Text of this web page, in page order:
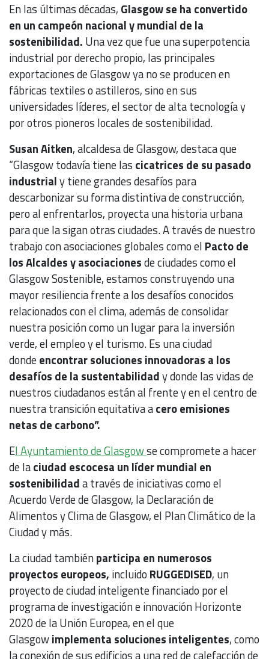
En las últimas décadas, Glasgow se ha convertido
en un campeón nacional y mundial de la
sostenibilidad. Una vez que fue una superpotencia
industrial por derecho propio, las principales
exportaciones de Glasgow ya no se producen en
fábricas textiles o astilleros, sino en sus
universidades líderes, el sector de alta tecnología y
por otros pioneros locales de sostenibilidad.
Susan Aitken, alcaldesa de Glasgow, destaca que
“Glasgow todavía tiene las cicatrices de su pasado
industrialy tiene grandes desafíos para
descarbonizar su forma distintiva de construcción,
pero al enfrentarlos, proyecta una historia urbana
para que la sigan otras ciudades. A través de nuestro
trabajo con asociaciones globales como el Pacto de
los Alcaldes y asociacionesde ciudades como el
Glasgow Sostenible, estamos construyendo una
mayor resiliencia frente a los desafíos conocidos
relacionados con el clima, además de consolidar
nuestra posición como un lugar para la inversión
verde, el empleo y el turismo. Es una ciudad
dondeencontrar soluciones innovadoras a los
desafíos de la sustentabilidady donde las vidas de
nuestros ciudadanos están al frente y en el centro de
nuestra transición equitativa acero emisiones
netas de carbono”.
El Ayuntamiento de Glasgowse compromete a hacer
de laciudad escocesa un líder mundial en
sostenibilidada través de iniciativas como el
Acuerdo Verde de Glasgow, la Declaración de
Alimentos y Clima de Glasgow, el Plan Climático de la
Ciudad y más.
La ciudad tambiénparticipa en numerosos
proyectos europeos, incluido RUGGEDISED, un
proyecto de ciudad inteligente financiado por el
programa de investigación e innovación Horizonte
2020 de la Unión Europea, en el que
Glasgowimplementa soluciones inteligentes, como
la conexión de sus edificios a una red de calefacción de